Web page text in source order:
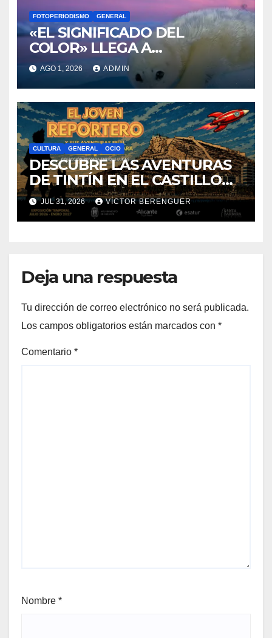
FOTOPERIODISMO GENERAL
«EL SIGNIFICADO DEL
COLOR» LLEGA A
VILLAJOYOSA
AGO 1, 2026 ADMIN
CULTURA GENERAL OCIO
DESCUBRE LAS AVENTURAS
DE TINTÍN EN EL CASTILLO
DE SANTA BÁRBARA DE
ALICANTE
JUL 31, 2026 VÍCTOR BERENGUER
Deja una respuesta
Tu dirección de correo electrónico no será publicada.
Los campos obligatorios están marcados con *
Comentario *
Nombre *